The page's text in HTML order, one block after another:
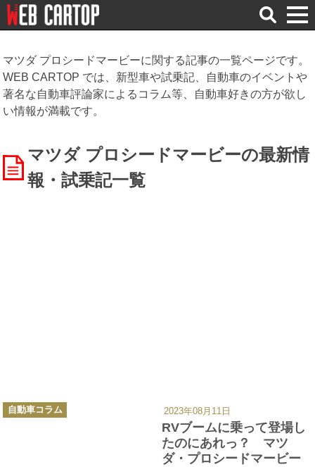
検
索
マツダ プロシードマービーに関する記事の一覧ページです。
WEB CARTOP では、新型車や試乗記、自動車のイベントや
著名な自動車評論家によるコラム等、自動車好きの方が欲し
い情報が満載です。
マツダ プロシードマービーの最新情
報・試乗記一覧
RVブームに乗って登場し
たのにあれっ？ マツ
ダ・プロシードマービー
カ
テ
自動車コラム 2023年08月11日